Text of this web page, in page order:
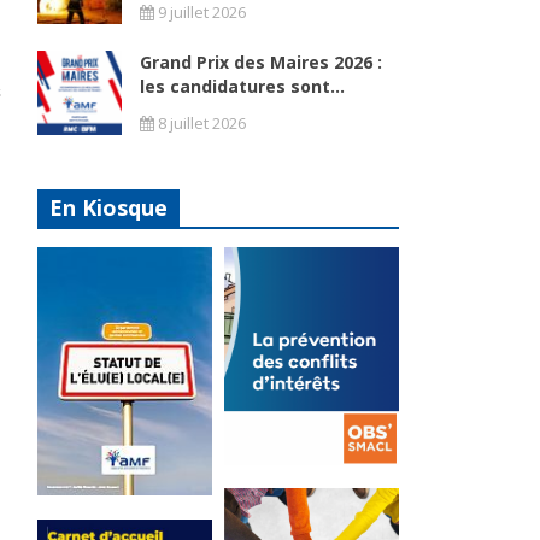
9 juillet 2026
Grand Prix des Maires 2026 :
les candidatures sont...
8 juillet 2026
En Kiosque
Statut de
La
prévention